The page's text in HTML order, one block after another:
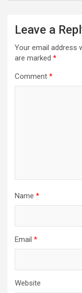
Leave a
Your email address
are marked *
Comment *
Name *
Email *
Website